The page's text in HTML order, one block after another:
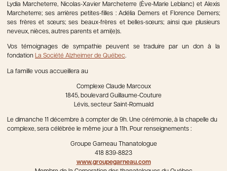
Lydia Marcheterre, Nicolas-Xavier Marcheterre (Ève-Marie Leblanc) et Alexis
Marcheterre; ses arrières petites-filles : Adélia Demers et Florence Demers;
ses frères et sœurs; ses beaux-frères et belles-sœurs; ainsi que plusieurs
neveux, nièces, autres parents et ami(e)s.
Vos témoignages de sympathie peuvent se traduire par un don à la
fondation La Société Alzheimer de Québec.
La famille vous accueillera au
Complexe Claude Marcoux
1845, boulevard Guillaume-Couture
Lévis, secteur Saint-Romuald
Le dimanche 11 décembre à compter de 9h. Une cérémonie, à la chapelle du
complexe, sera célébrée le même jour à 11h. Pour renseignements :
Groupe Garneau Thanatologue
418 839-8823
www.groupegarneau.com